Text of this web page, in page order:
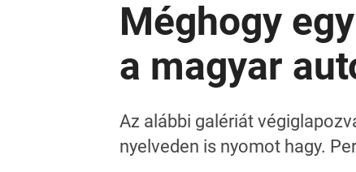
Méghogy
a magyar
Az alábbi galériát
nyelveden is nyomot hagy.